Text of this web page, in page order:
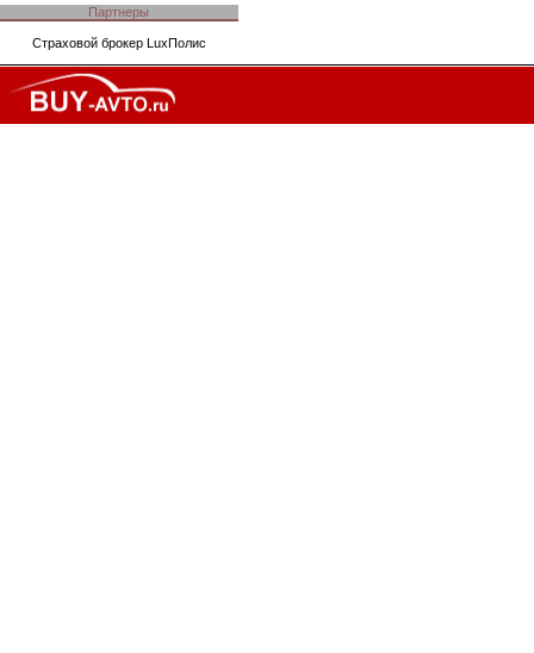
Партнеры
Страховой брокер LuxПолис